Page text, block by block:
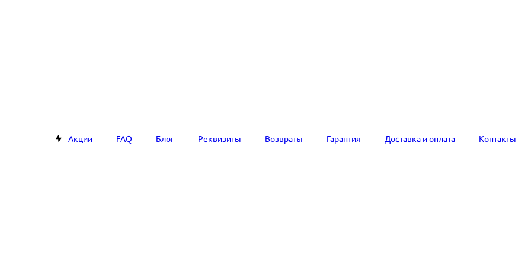
Акции FAQ Блог Реквизиты Возвраты Гарантия Доставка и оплата Контакты